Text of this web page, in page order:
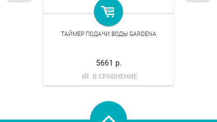
ТАЙМЕР ПОДАЧИ ВОДЫ GARDENA
5661 р.
В СРАВНЕНИЕ